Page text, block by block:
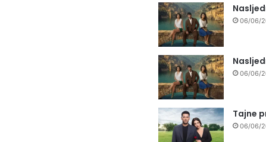
06/06/
06/06/
Tajne
06/06/